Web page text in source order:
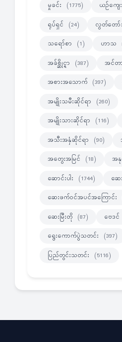
မှုခင်း (1775) ယဉ်ကျေ
ရုပ်ရှင် (24) လွတ်တော်
သရော်စာ (1) ဟာသ
အခ်စ္ဆိုင္ရာ (387) အင်တာ
အစားအသောက် (397)
အမျိုးသမီးဆိုင်ရာ (260)
အမျိုးသားဆိုင်ရာ (116)
အသီးအနှံဆိုင်ရာ (90)
အတွေးအမြင် (18) အ
ဆောင်းပါး (1744) ဆေ
ဆေးဖက်ဝင်အပင်အကြောင်း
ဆေးမြီးတို (87) ဗေဒင်
ရွေးကောက်ပွဲသတင်း (397)
ပြည်တွင်းသတင်း (5116)